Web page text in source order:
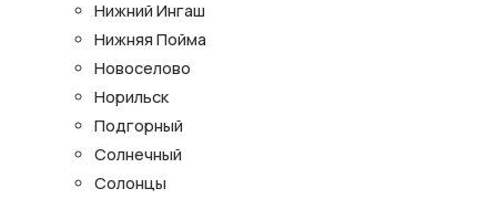
Нижний Ингаш
Нижняя Пойма
Новоселово
Норильск
Подгорный
Солнечный
Солонцы